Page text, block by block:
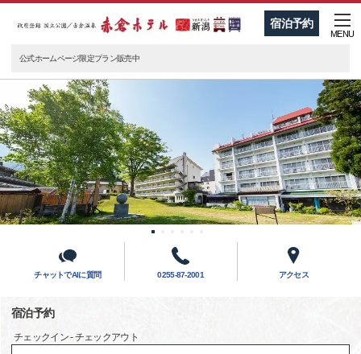
宿泊予約
MENU
公式ホームページ限定プラン販売中
チャットでAIに質問 0255-87-2001 アクセス
宿泊予約
チェックイン - チェックアウト